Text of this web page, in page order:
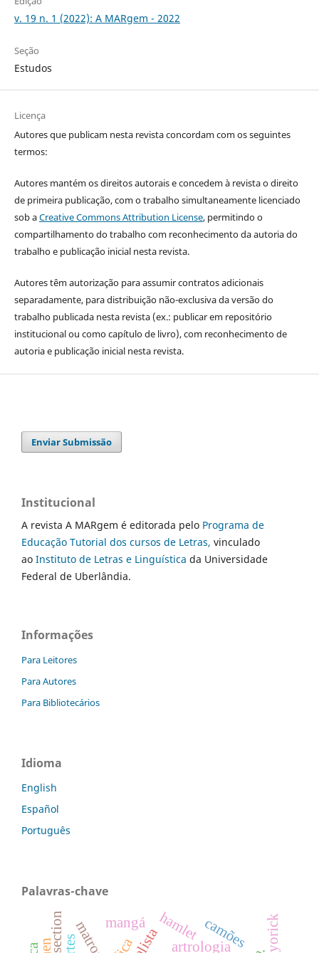
v. 19 n. 1 (2022): A MARgem - 2022
Seção
Estudos
Licença
Autores que publicam nesta revista concordam com os seguintes
termos:
Autores mantém os direitos autorais e concedem à revista o direito
de primeira publicação, com o trabalho simultaneamente licenciado
sob aCreative Commons Attribution License, permitindo o
compartilhamento do trabalho com reconhecimento da autoria do
trabalho e publicação inicial nesta revista.
Autores têm autorização para assumir contratos adicionais
separadamente, para distribuição não-exclusiva da versão do
trabalho publicada nesta revista (ex.: publicar em repositório
institucional ou como capítulo de livro), com reconhecimento de
autoria e publicação inicial nesta revista.
Enviar Submissão
Institucional
A revista A MARgem é editorada pelo Programa de
Educação Tutorial dos cursos de Letras, vinculado
ao Instituto de Letras e Linguística da Universidade
Federal de Uberlândia.
Informações
Para Leitores
Para Autores
Para Bibliotecários
Idioma
English
Español
Português
Palavras-chave
artrologia
camões
hamlet
mangá